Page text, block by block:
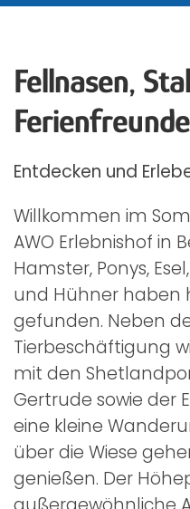
Fellnasen,
Entdecken und
Willkommen im
AWO Erlebnishof in
Hamster, Ponys,
und Hühner haben
gefunden. Neben
Tierbeschäftigung
mit den
Gertrude sowie der
eine kleine
über die Wiese
genießen. Der